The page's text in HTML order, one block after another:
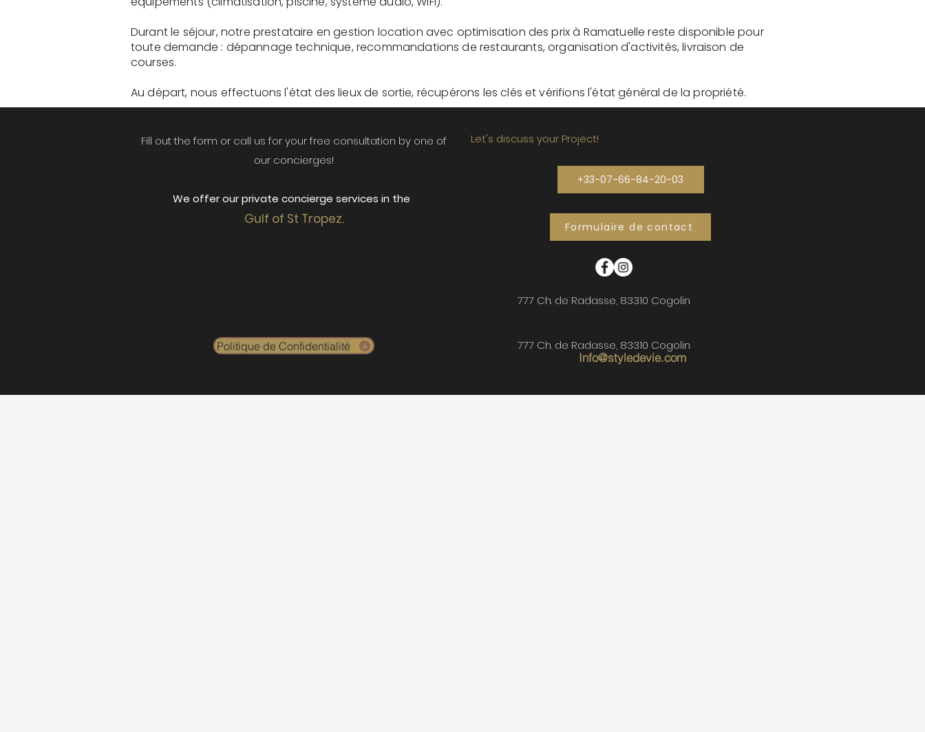
Durant le séjour, notre prestataire en gestion location avec optimisation des prix à Ramatuelle reste disponible pour
toute demande : dépannage technique, recommandations de restaurants, organisation d'activités, livraison de
courses.
Au départ, nous effectuons l'état des lieux de sortie, récupérons les clés et vérifions l'état général de la propriété.
Fill out the form or call us for your free consultation by one of
our concierges!
We offer our private concierge services in the
Gulf of St Tropez.
Politique de Confidentialité
Let's discuss your Project!
+33-07-66-84-20-03
Formulaire de contact
777 Ch. de Radasse, 83310 Cogolin
Info@styledevie.com
777 Ch. de Radasse, 83310 Cogolin